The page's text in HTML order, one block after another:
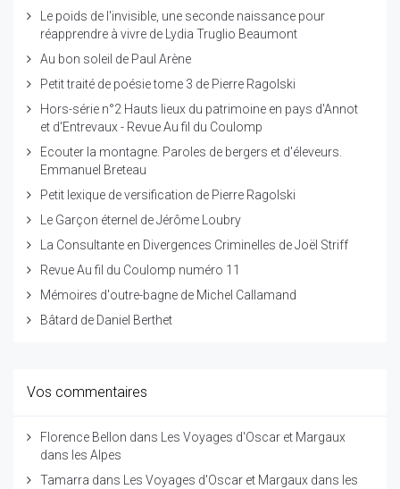
Le poids de l'invisible, une seconde naissance pour
réapprendre à vivre de Lydia Truglio Beaumont
Au bon soleil de Paul Arène
Petit traité de poésie tome 3 de Pierre Ragolski
Hors-série n°2 Hauts lieux du patrimoine en pays d'Annot
et d'Entrevaux - Revue Au fil du Coulomp
Ecouter la montagne. Paroles de bergers et d'éleveurs.
Emmanuel Breteau
Petit lexique de versification de Pierre Ragolski
Le Garçon éternel de Jérôme Loubry
La Consultante en Divergences Criminelles de Joël Striff
Revue Au fil du Coulomp numéro 11
Mémoires d'outre-bagne de Michel Callamand
Bâtard de Daniel Berthet
Vos commentaires
Florence Bellon dans
Les Voyages d'Oscar et Margaux
dans les Alpes
Tamarra dans
Les Voyages d'Oscar et Margaux dans les